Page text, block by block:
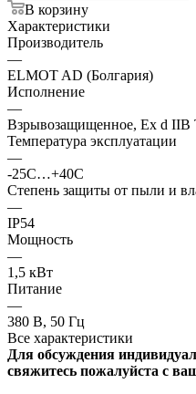
В корзину
Характеристики
Производитель
—
ELMOT AD (Болгария)
Исполнение
—
Взрывозащищенное, Ex d IIB
Температура эксплуатации
—
-25С…+40С
Степень защиты от пыли и
—
IP54
Мощность
—
1,5 кВт
Питание
—
380 В, 50 Гц
Все характеристики
Для обсуждения
свяжитесь пожалуйста с